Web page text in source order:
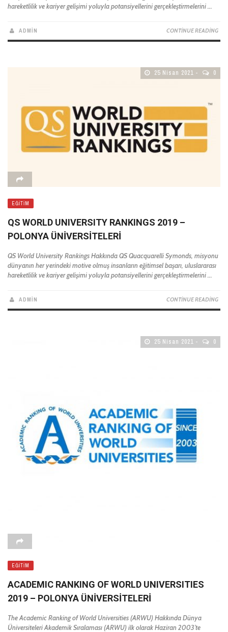
hareketlilik ve kariyer gelişimi yoluyla potansiyellerini gerçekleştirmelerini ...
ADMIN CONTINUE READING
25 Nisan 2021 0
EĞITIM
QS WORLD UNIVERSITY RANKINGS 2019 –
POLONYA ÜNIVERSITELERI
QS World University Rankings Hakkında QS Quacquarelli Symonds, misyonu
dünyanın her yerindeki motive olmuş insanların eğitimsel başarı, uluslararası
hareketlilik ve kariyer gelişimi yoluyla potansiyellerini gerçekleştirmelerini ...
ADMIN CONTINUE READING
25 Nisan 2021 0
EĞITIM
ACADEMIC RANKING OF WORLD UNIVERSITIES
2019 – POLONYA ÜNIVERSITELERI
The Academic Ranking of World Universities (ARWU) Hakkında Dünya
Üniversiteleri Akademik Sıralaması (ARWU) ilk olarak Haziran 2003’te